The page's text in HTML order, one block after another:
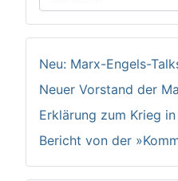
Type 2 or more
Neu: Marx-Engels-
Neuer Vorstand der
Erklärung zum Krieg
Bericht von der